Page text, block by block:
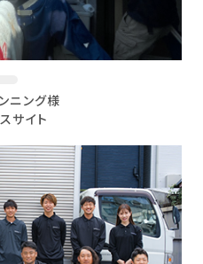
ニング様
サイト